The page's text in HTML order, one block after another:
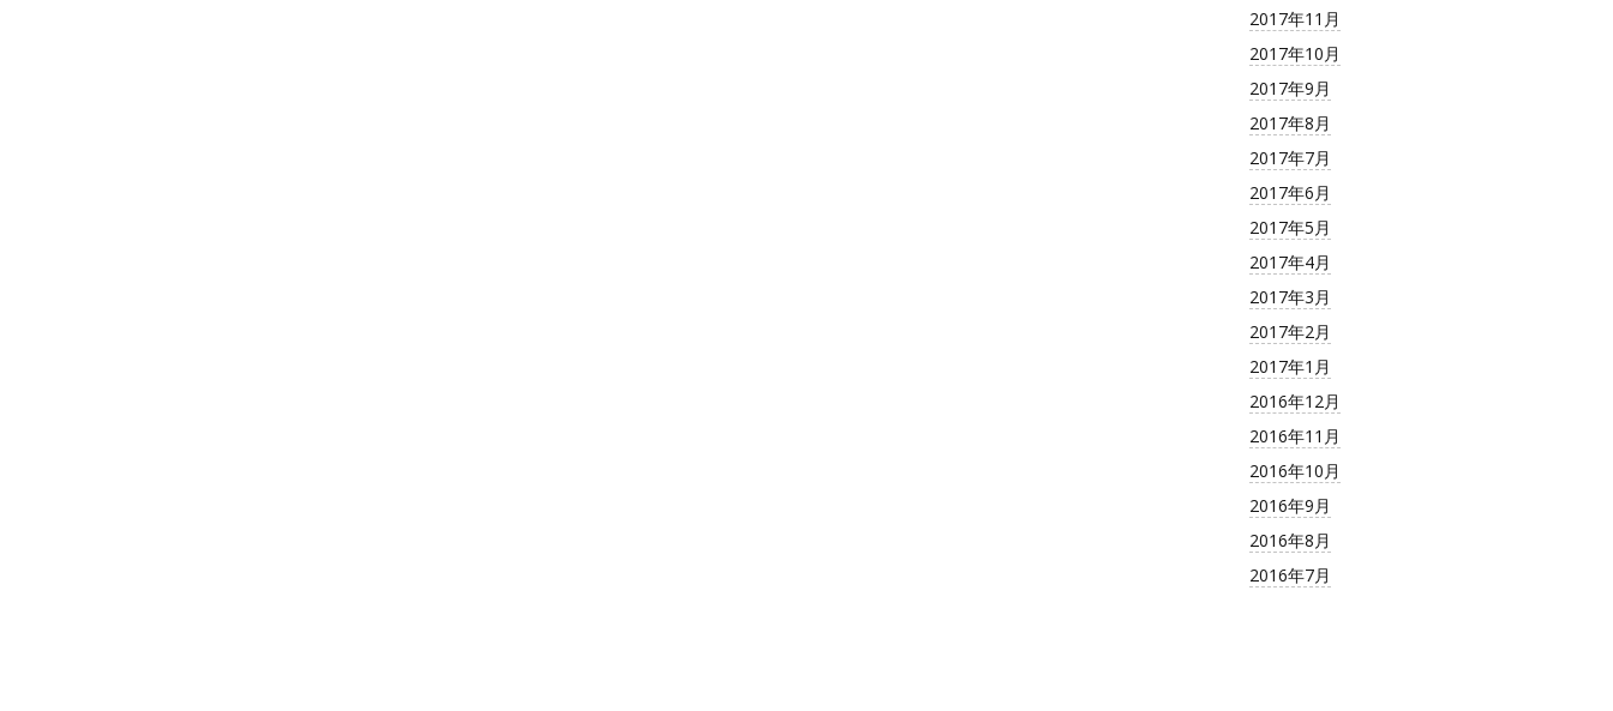
2017年11月
2017年10月
2017年9月
2017年8月
2017年7月
2017年6月
2017年5月
2017年4月
2017年3月
2017年2月
2017年1月
2016年12月
2016年11月
2016年10月
2016年9月
2016年8月
2016年7月